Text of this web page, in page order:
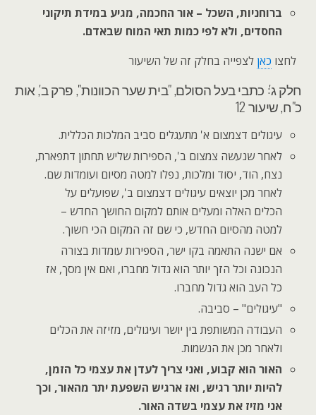
ברוחניות, השכל – אור החכמה, מגיע במידת תיקוני
החסדים, ולא לפי כמות תאי המוח שבאדם.
לחצו כאן לצפייה בחלק זה של השיעור
חלק ג': כתבי בעל הסולם, "בית שער הכוונות", פרק ב', אות
כ"ח, שיעור 12
עיגולים דצמצום א' מתעגלים סביב המלכות הכללית.
לאחר שנעשה צמצום ב', הספירות שליש תחתון דתפארת,
נצח, הוד, יסוד ומלכות, נפלו למטה מסיום ועומדות שם.
לאחר מכן יוצאים עיגולים דצמצום ב', שפועלים על
הכלים האלה ומעלים אותם למקום החושך החדש –
למטה מהסיום החדש, כי שם זה המקום הכי חשוך.
אם ישנה התאמה בקו ישר, הספירות עומדות בצורה
הנכונה וכל הזך יותר הוא גדול מחברו, ואם אין מסך, אז
כל העב הוא גדול מחברו.
"עיגולים" – סביבה.
העבודה המשותפת בין יושר ועיגולים, מזיזה את הכלים
ולאחר מכן את הנשמות.
האור הוא קבוע, ואני צריך לעדן את עצמי כל הזמן,
להיות יותר רגיש, ואז ארגיש השפעת יתר מהאור, וכך
אני מזיז את עצמי בשדה האור.